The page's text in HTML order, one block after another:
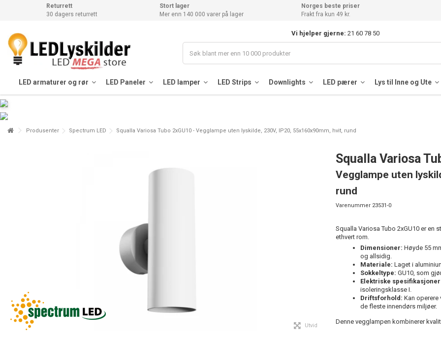
Returrett
30 dagers returrett
Stort lager
Mer enn 140 000 varer på lager
Norges beste priser
Frakt fra kun 49 kr.
Vi hjelper gjerne: 21 60 78 50
LED armaturer og rør LED Paneler LED lamper LED Strips Downlights LED pærer Lys til Inne og Ute
Produsenter Spectrum LED Squalla Variosa Tubo 2xGU10 - Vegglampe uten lyskilde, 230V, IP20, 55x160x90mm, hvit, rund
Utvid
Squalla Variosa
Vegglampe uten
rund
Varenummer 23531-0
Squalla Variosa Tubo 2xGU10 er en
ethvert rom.
Dimensioner: Høyde 55
og allsidig.
Materiale: Laget i
Sokkeltype: GU10, som
Elektriske
isoleringsklasse I.
Driftsforhold: Kan operere
de fleste innendørs miljøer.
Denne vegglampen kombinerer